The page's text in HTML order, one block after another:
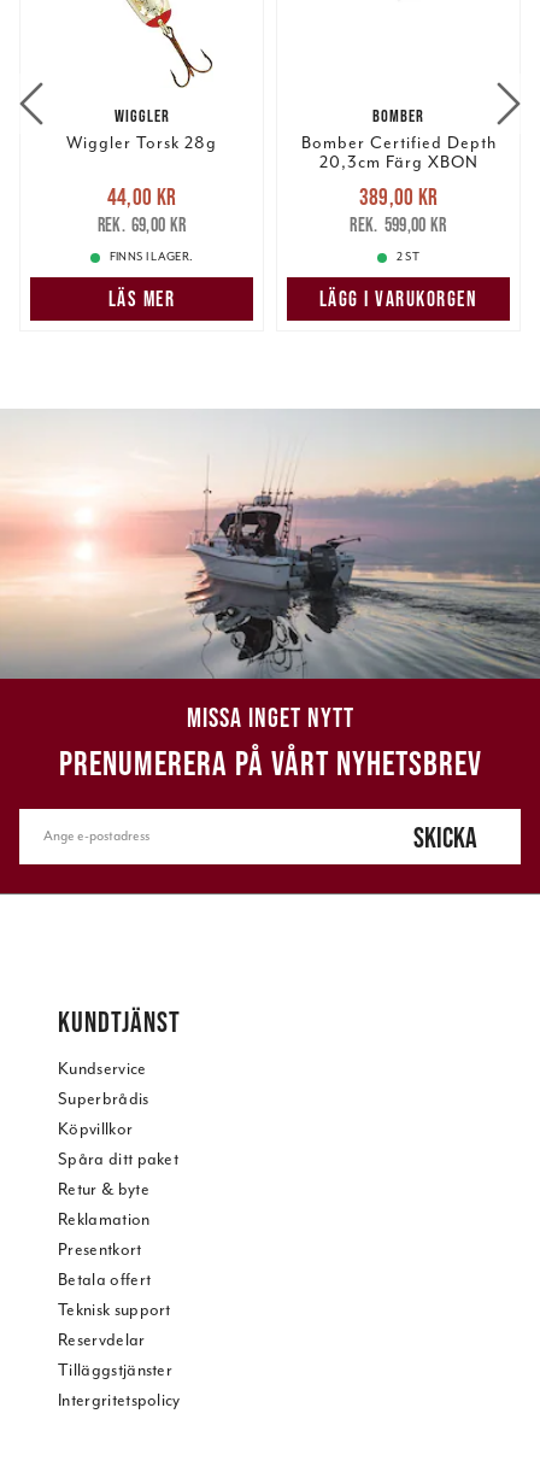
WIGGLER
Wiggler Torsk 28g
Nuvarande pris
44,00 krTidigare pris
69,00 kr
44,00 kr
69,00 kr
FINNS I LAGER.
LÄS MER
BOMBER
Bomber Certified Depth
20,3cm Färg XBON
Nuvarande pris
389,00 krTidigare pris
599,00 kr
389,00 kr
599,00 kr
2 ST
LÄGG I VARUKORGEN
MISSA INGET NYTT
PRENUMERERA PÅ VÅRT NYHETSBREV
SKICKA
KUNDTJÄNST
Kundservice
Superbrådis
Köpvillkor
Spåra ditt paket
Retur & byte
Reklamation
Presentkort
Betala offert
Teknisk support
Reservdelar
Tilläggstjänster
Intergritetspolicy